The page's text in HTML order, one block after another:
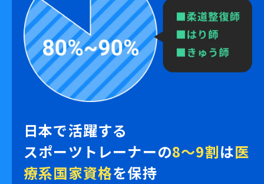
日本で活躍する
スポーツトレーナーの8〜9割は医
療系国家資格を保持